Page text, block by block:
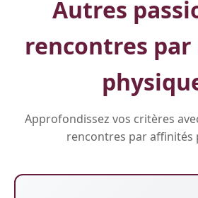
Autres
rencontres
Approfondissez vos critères
rencontres par affinités